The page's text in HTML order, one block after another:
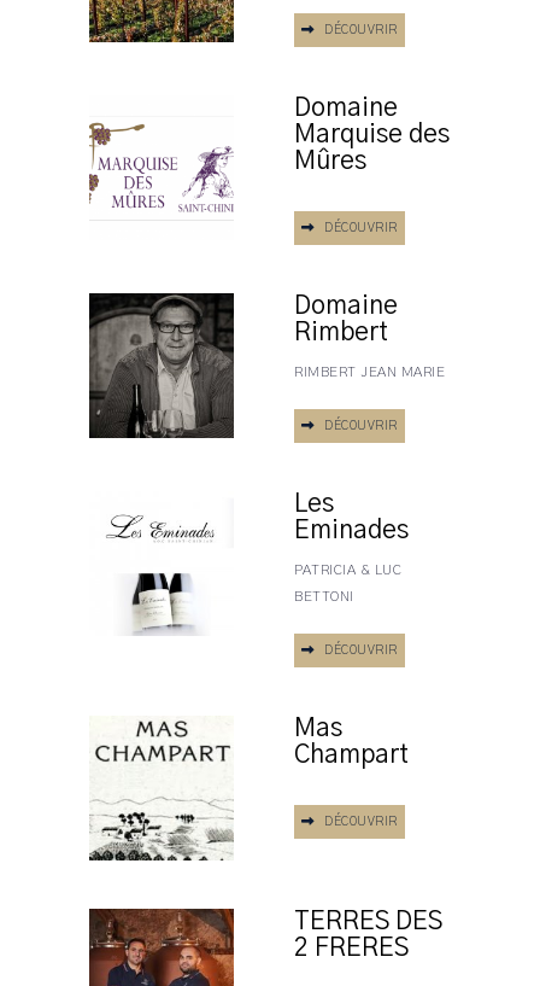
DÉCOUVRIR
Domaine
Marquise des
Mûres
DÉCOUVRIR
Domaine
Rimbert
RIMBERT JEAN MARIE
DÉCOUVRIR
Les
Eminades
PATRICIA & LUC
BETTONI
DÉCOUVRIR
Mas
Champart
DÉCOUVRIR
TERRES DES
2 FRERES